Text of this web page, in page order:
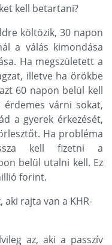
kell betartani?
költözik, 30 napon
a válás kimondása
Ha megszületett a
illetve ha örökbe
60 napon belül kell
érdemes várni sokat,
a gyerek érkezését,
Ha probléma
kell fizetni a
belül utalni kell. Ez
forint.
rajta van a KHR-
az, aki a passzív